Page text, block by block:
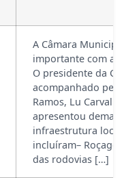
A Câmara
importante com a
O presidente da
acompanhado
Ramos, Lu
apresentou
infraestrutura
incluíram–
das rodovias […]